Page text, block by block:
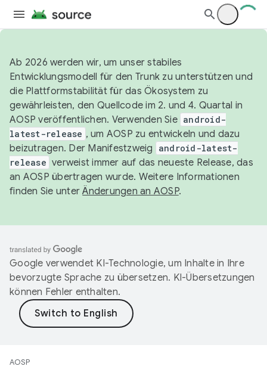
Ab 2026 werden wir, um unser stabiles
Entwicklungsmodell für den Trunk zu unterstützen und
die Plattformstabilität für das Ökosystem zu
gewährleisten, den Quellcode im 2. und 4. Quartal in
AOSP veröffentlichen. Verwenden Sie android-
latest-release , um AOSP zu entwickeln und dazu
beizutragen. Der Manifestzweig
android-latest-
release verweist immer auf das neueste Release, das
an AOSP übertragen wurde. Weitere Informationen
finden Sie unterÄnderungen an AOSP.
Google verwendet KI-Technologie, um Inhalte in Ihre
bevorzugte Sprache zu übersetzen. KI-Übersetzungen
können Fehler enthalten.
AOSP